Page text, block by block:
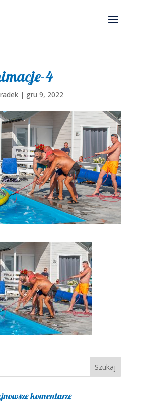
4
radek| gru 9, 2022
komentarze